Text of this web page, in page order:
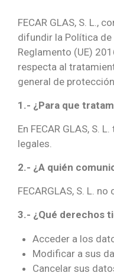
FECAR GLAS, S. L.,
difundir la Política
Reglamento (UE)
respecta al
general de
1.- ¿Para que
En FECAR GLAS,
legales.
2.- ¿A quién
FECARGLAS, S. L.
3.- ¿Qué derechos
Acceder a los
Modificar a sus
Cancelar sus